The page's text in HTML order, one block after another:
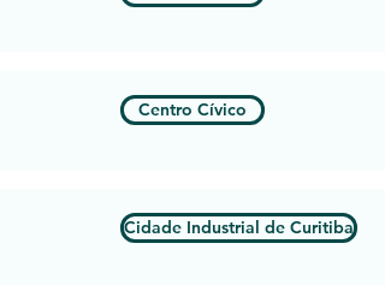
Centro Cívico
Cidade Industrial de Curitiba